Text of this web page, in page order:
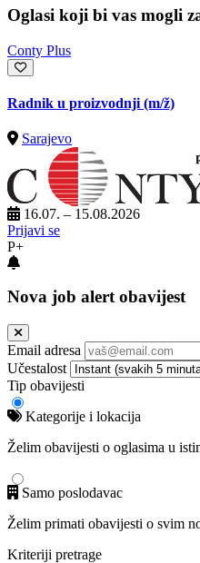
Oglasi koji bi vas mogli
Conty Plus
Radnik u proizvodnji (m/ž)
Sarajevo
16.07. – 15.08.2026
Prijavi se
P+
Nova job alert obavijest
Email adresa
Učestalost
Tip obavijesti
Kategorije i lokacija
Želim obavijesti o oglasima u
Samo poslodavac
Želim primati obavijesti o svim
Kriteriji pretrage